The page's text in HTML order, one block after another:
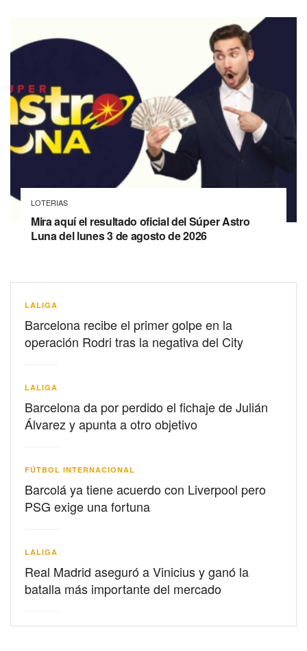
LOTERIAS
Mira aquí el resultado oficial del Súper Astro
Luna del lunes 3 de agosto de 2026
LALIGA
Barcelona recibe el primer golpe en la
operación Rodri tras la negativa del City
LALIGA
Barcelona da por perdido el fichaje de Julián
Álvarez y apunta a otro objetivo
FÚTBOL INTERNACIONAL
Barcolá ya tiene acuerdo con Liverpool pero
PSG exige una fortuna
LALIGA
Real Madrid aseguró a Vinicius y ganó la
batalla más importante del mercado